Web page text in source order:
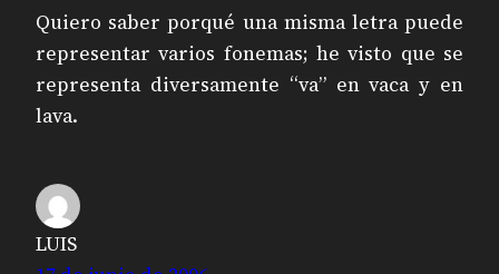
Quiero saber porqué una misma letra puede
representar varios fonemas; he visto que se
representa diversamente “va” en vaca y en
lava.
LUIS